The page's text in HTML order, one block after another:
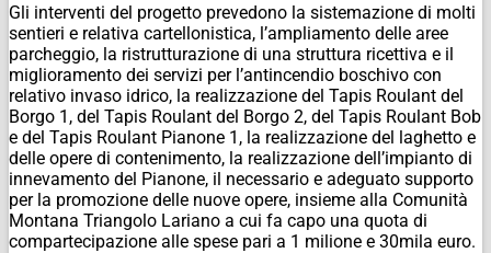
Gli interventi del progetto prevedono la sistemazione di molti
sentieri e relativa cartellonistica, l’ampliamento delle aree
parcheggio, la ristrutturazione di una struttura ricettiva e il
miglioramento dei servizi per l’antincendio boschivo con
relativo invaso idrico, la realizzazione del Tapis Roulant del
Borgo 1, del Tapis Roulant del Borgo 2, del Tapis Roulant Bob
e del Tapis Roulant Pianone 1, la realizzazione del laghetto e
delle opere di contenimento, la realizzazione dell’impianto di
innevamento del Pianone, il necessario e adeguato supporto
per la promozione delle nuove opere, insieme alla Comunità
Montana Triangolo Lariano a cui fa capo una quota di
compartecipazione alle spese pari a 1 milione e 30mila euro.